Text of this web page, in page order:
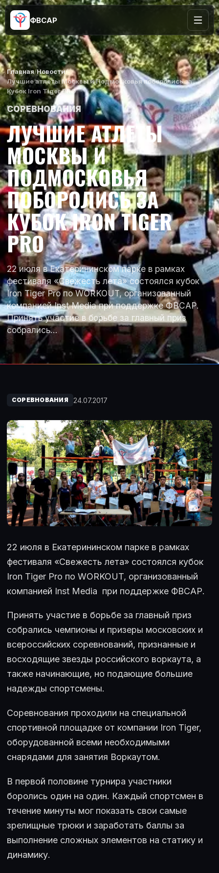
ФВСАР
Главная/Новости/
Лучшие атлеты Москвы и Подмосковья поборолись за
Кубок Iron Tiger PRO
СОРЕВНОВАНИЯ
ЛУЧШИЕ АТЛЕТЫ
МОСКВЫ И
ПОДМОСКОВЬЯ
ПОБОРОЛИСЬ ЗА
КУБОК IRON TIGER
PRO
22 июля в Екатерининском парке в рамках
фестиваля «Свежесть лета» состоялся кубок
Iron Tiger Pro по WORKOUT, организованный
компанией Inst Media при поддержке ФВСАР.
Принять участие в борьбе за главный приз
собрались…
СОРЕВНОВАНИЯ 24.07.2017
22 июля в Екатерининском парке в рамках
фестиваля «Свежесть лета» состоялся кубок
Iron Tiger Pro по WORKOUT, организованный
компанией Inst Media при поддержке ФВСАР.
Принять участие в борьбе за главный приз
собрались чемпионы и призеры московских и
всероссийских соревнований, признанные и
восходящие звезды российского воркаута, а
также начинающие, но подающие большие
надежды спортсмены.
Соревнования проходили на специальной
спортивной площадке от компании Iron Tiger,
оборудованной всеми необходимыми
снарядами для занятия Воркаутом.
В первой половине турнира участники
боролись один на один. Каждый спортсмен в
течение минуты мог показать свои самые
зрелищные трюки и заработать баллы за
выполнение сложных элементов на статику и
динамику.